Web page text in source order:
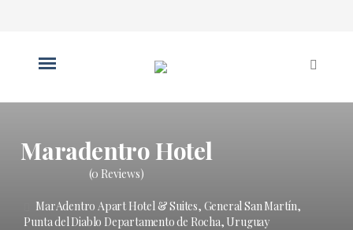
Maradentro Hotel
(0 Reviews)
MarAdentro Apart Hotel & Suites, General San Martín,
Punta del Diablo Departamento de Rocha, Uruguay